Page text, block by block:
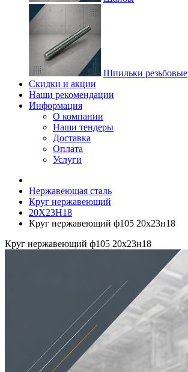
Шпильки резьбовые
Скидки и акции
Наши рекомендации
Информация
О компании
Наши тендеры
Доставка
Оплата
Услуги
Нержавеющая сталь
Круг нержавеющий
20Х23Н18
Круг нержавеющий ф105 20х23н18
Круг нержавеющий ф105 20х23н18